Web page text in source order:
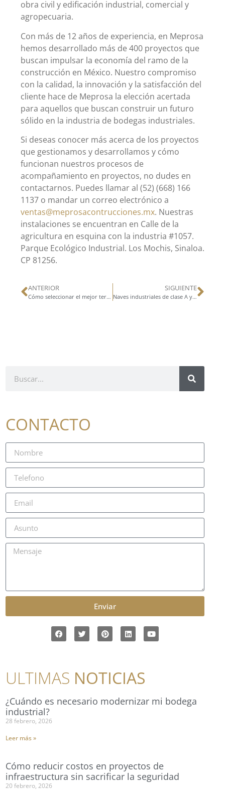
obra civil y edificación industrial, comercial y
agropecuaria.
Con más de 12 años de experiencia, en Meprosa
hemos desarrollado más de 400 proyectos que
buscan impulsar la economía del ramo de la
construcción en México. Nuestro compromiso
con la calidad, la innovación y la satisfacción del
cliente hace de Meprosa la elección acertada
para aquellos que buscan construir un futuro
sólido en la industria de bodegas industriales.
Si deseas conocer más acerca de los proyectos
que gestionamos y desarrollamos y cómo
funcionan nuestros procesos de
acompañamiento en proyectos, no dudes en
contactarnos. Puedes llamar al (52) (668) 166
1137 o mandar un correo electrónico a
ventas@meprosacontrucciones.mx. Nuestras
instalaciones se encuentran en Calle de la
agricultura en esquina con la industria #1057.
Parque Ecológico Industrial. Los Mochis, Sinaloa.
CP 81256.
ANTERIOR
Cómo seleccionar el mejor terreno para construir una bodega industrial
SIGUIENTE
Naves industriales de clase A y B, ¿cuál es la mejor opción?
CONTACTO
Enviar
ULTIMAS NOTICIAS
¿Cuándo es necesario modernizar mi bodega
industrial?
28 febrero, 2026
Leer más »
Cómo reducir costos en proyectos de
infraestructura sin sacrificar la seguridad
20 febrero, 2026